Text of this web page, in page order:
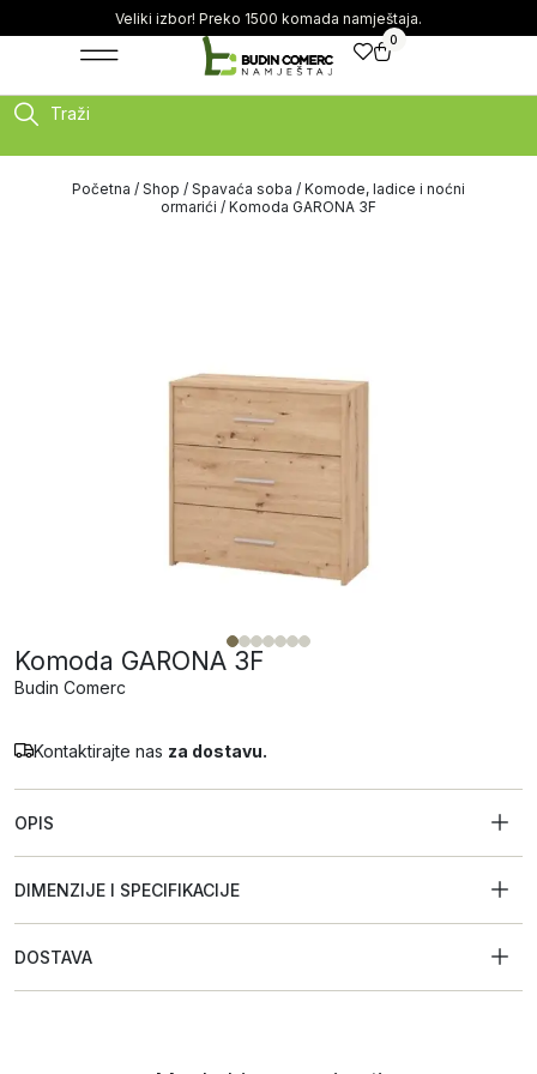
Veliki izbor! Preko 1500 komada namještaja.
0
Traži
Početna / Shop / Spavaća soba / Komode, ladice i noćni
ormarići / Komoda GARONA 3F
Komoda GARONA 3F
Budin Comerc
Kontaktirajte nas za dostavu.
OPIS
DIMENZIJE I SPECIFIKACIJE
DOSTAVA